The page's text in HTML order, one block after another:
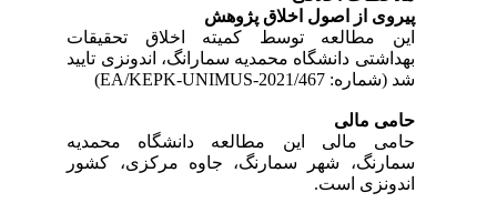
پیروی از اصول اخلاق پژوهش
این مطالعه توسط کمیته اخلاق تحقیقات
بهداشتی دانشگاه محمدیه سمارانگ، اندونزی تایید
شد (شماره: 467/EA/KEPK-UNIMUS-2021)
حامی مالی
حامی مالی این مطالعه دانشگاه محمدیه
سمارنگ، شهر سمارنگ، جاوه مرکزی، کشور
اندونزی است.